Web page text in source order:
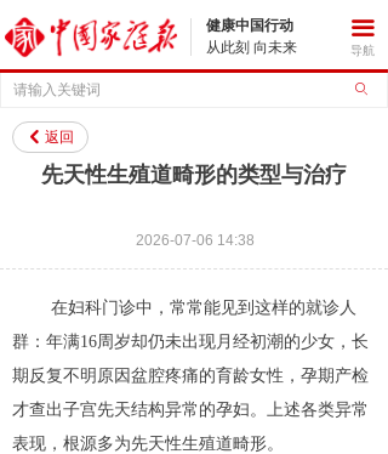
ꄙ
健康中国行动
从此刻 向未来
끀
导航
先天性生殖道畸形的类型与治疗
낒 返回
2026-07-06 14:38
在妇科门诊中，常常能见到这样的就诊人
群：年满16周岁却仍未出现月经初潮的少女，长
期反复不明原因盆腔疼痛的育龄女性，孕期产检
才查出子宫先天结构异常的孕妇。上述各类异常
表现，根源多为先天性生殖道畸形。